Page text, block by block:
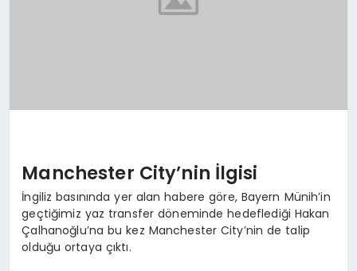
Manchester City’nin İlgisi
İngiliz basınında yer alan habere göre, Bayern Münih’in
geçtiğimiz yaz transfer döneminde hedeflediği Hakan
Çalhanoğlu’na bu kez Manchester City’nin de talip
olduğu ortaya çıktı.